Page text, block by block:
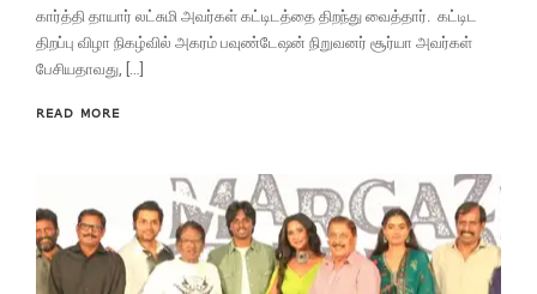
கார்த்தி தாயார் லட்சுமி அவர்கள் கட்டிடத்தை திறந்து வைத்தார். கட்டிட
திறப்பு விழா நிகழ்வில் அகரம் பவுண்டேஷன் நிறுவனர் சூர்யா அவர்கள்
பேசியதாவது, […]
READ MORE